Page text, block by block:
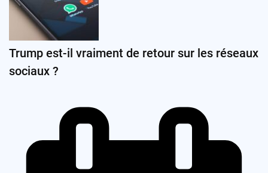
Trump est-il vraiment de retour sur les réseaux
sociaux ?